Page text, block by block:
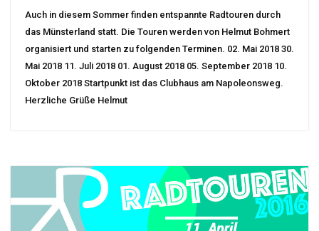
Auch in diesem Sommer finden entspannte Radtouren durch
das Münsterland statt. Die Touren werden von Helmut Bohmert
organisiert und starten zu folgenden Terminen. 02. Mai 2018 30.
Mai 2018 11. Juli 2018 01. August 2018 05. September 2018 10.
Oktober 2018 Startpunkt ist das Clubhaus am Napoleonsweg.
Herzliche Grüße Helmut